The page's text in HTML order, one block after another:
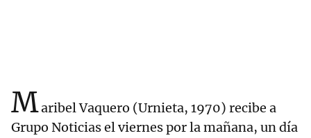
Maribel Vaquero (Urnieta, 1970) recibe a
Grupo Noticias el viernes por la mañana, un día